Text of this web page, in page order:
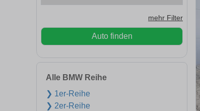
mehr Filter
Auto finden
Alle BMW Reihe
❯ 1er-Reihe
❯ 2er-Reihe